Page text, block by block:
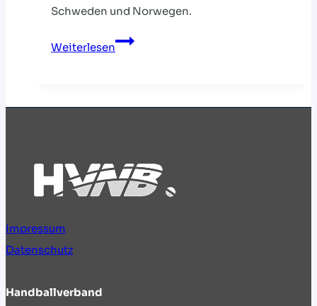
Schweden und Norwegen.
Weiterlesen
John
Impressum
Datenschutz
Handballverband